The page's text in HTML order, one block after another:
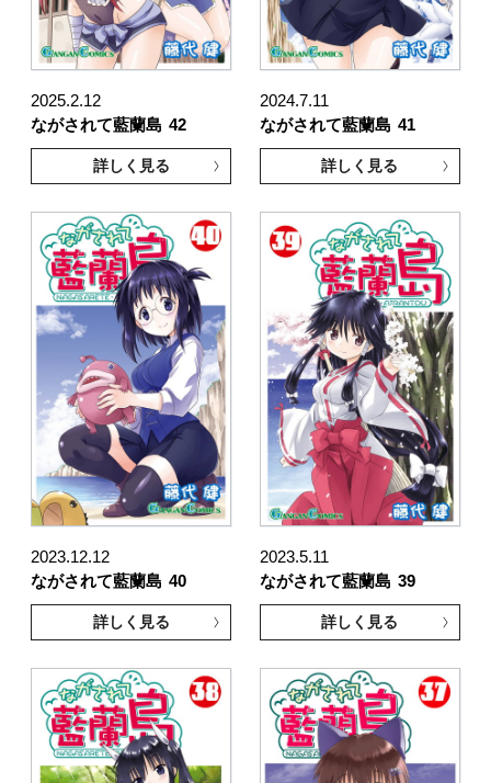
2025.2.12
ながされて藍蘭島 42
詳しく見る
2024.7.11
ながされて藍蘭島 41
詳しく見る
2023.12.12
ながされて藍蘭島 40
詳しく見る
2023.5.11
ながされて藍蘭島 39
詳しく見る